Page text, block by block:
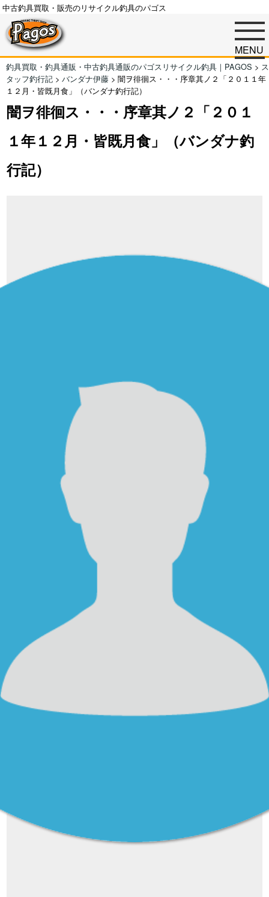
中古釣具買取・販売のリサイクル釣具のパゴス
MENU
釣具買取・釣具通販・中古釣具通販のパゴスリサイクル釣具｜PAGOS > ス
タッフ釣行記 > バンダナ伊藤 > 闇ヲ徘徊ス・・・序章其ノ２「２０１１年
１２月・皆既月食」（バンダナ釣行記）
闇ヲ徘徊ス・・・序章其ノ２「２０１
１年１２月・皆既月食」（バンダナ釣
行記）